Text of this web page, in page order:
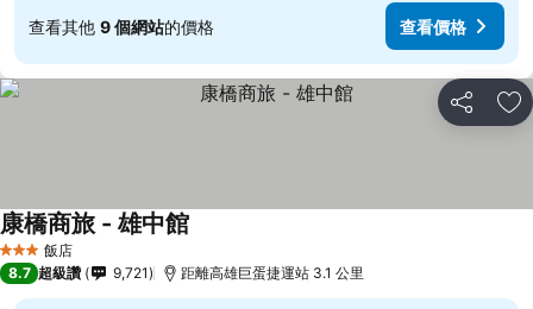
查看其他 9 個網站的價格 查看價格
分享 加
3 星級 飯店
康橋商旅 - 雄中館
8.7 超級讚 9,721 距離高雄巨蛋捷運站 3.1 公里